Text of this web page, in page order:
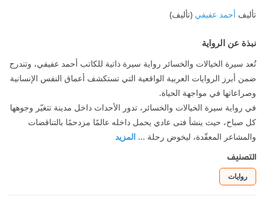
تأليف أحمد عفيفي (تأليف)
نبذة عن الرواية
تُعد سيرة الخيالات والخسائر رواية سيرة ذاتية للكاتب أحمد عفيفي، وتندرج
ضمن أبرز الروايات العربية الواقعية التي تستكشف أعماق النفس الإنسانية
وصراعاتها في مواجهة الحياة.
في رواية سيرة الخيالات والخسائر، تدور الأحداث داخل مدينة تتغيّر وجوهها
كل صباح، حيث ينشأ فتى عادي يحمل داخله عالمًا مزدحمًا بالتناقضات
والمشاعر المعقّدة، ليخوض رحلة ... المزيد
التصنيف
روايات